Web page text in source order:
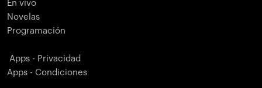
En vivo
Novelas
Programación
Apps - Privacidad
Apps - Condiciones